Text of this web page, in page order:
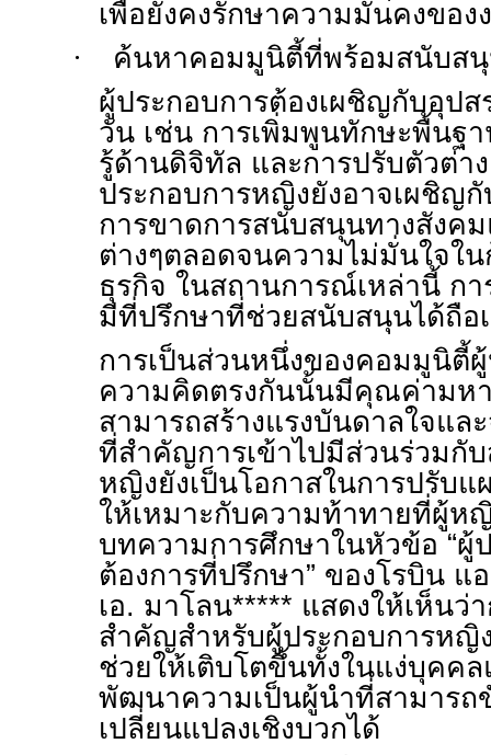
เพื่อยังคงรักษาความมั่นคงของ
·
ค้นหาคอมมูนิตี้ที่พร้อมสนับส
ผู้ประกอบการต้องเผชิญกับอุป
วัน เช่น การเพิ่มพูนทักษะพื้นฐ
รู้ด้านดิจิทัล และการปรับตัวต่า
ประกอบการหญิงยังอาจเผชิญ
การขาดการสนับสนุนทางสังค
ต่างๆตลอดจนความไม่มั่นใจใ
ธุรกิจ ในสถานการณ์เหล่านี้ ก
มีที่ปรึกษาที่ช่วยสนับสนุนได้ถือ
การเป็นส่วนหนึ่งของคอมมูนิตี้
ความคิดตรงกันนั้นมีคุณค่ามหา
สามารถสร้างแรงบันดาลใจแล
ที่สำคัญการเข้าไปมีส่วนร่วมกั
หญิงยังเป็นโอกาสในการปรับแ
ให้เหมาะกับความท้าทายที่ผู้ห
บทความการศึกษาในหัวข้อ “ผู้
ต้องการที่ปรึกษา” ของโรบิน แ
เอ. มาโลน***** แสดงให้เห็นว่
สำคัญสำหรับผู้ประกอบการหญิ
ช่วยให้เติบโตขึ้นทั้งในแง่บุคค
พัฒนาความเป็นผู้นำที่สามารถ
เปลี่ยนแปลงเชิงบวกได้